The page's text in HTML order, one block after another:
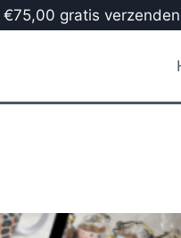
€75,00 gratis